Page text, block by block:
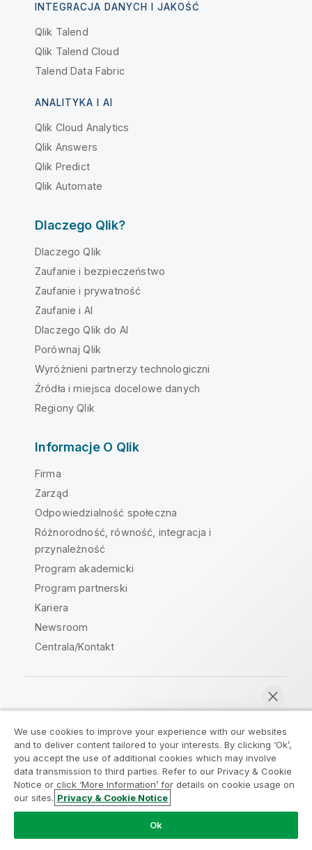
Rozmawiaj teraz
INTEGRACJA DANYCH I JAKOŚĆ
Qlik Talend
Qlik Talend Cloud
Talend Data Fabric
ANALITYKA I AI
Qlik Cloud Analytics
Qlik Answers
Qlik Predict
Qlik Automate
Dlaczego Qlik?
Dlaczego Qlik
Zaufanie i bezpieczeństwo
Zaufanie i prywatność
Zaufanie i AI
Dlaczego Qlik do AI
Porównaj Qlik
Wyróżnieni partnerzy technologiczni
Źródła i miejsca docelowe danych
Regiony Qlik
Informacje O Qlik
Firma
Zarząd
Odpowiedzialność społeczna
Różnorodność, równość, integracja i
przynależność
Program akademicki
Program partnerski
Kariera
Newsroom
Centrala/Kontakt
Umowy prawne
Warunki produktu
Legal Policies
Legal Policies
Warunki korzystania
Znaki towarowe
Do Not Share My Info
Copyright © 1993-2026 QlikTech International AB. Wszelkie
We use cookies to improve your experience with our websites
and to deliver content tailored to your interests. By clicking ‘Ok’,
you accept the use of additional cookies which may involve
data transmission to third parties. Refer to our Privacy & Cookie
Notice or click ‘More Information’ for details on cookie usage on
our sites. Privacy & Cookie Notice
Ok